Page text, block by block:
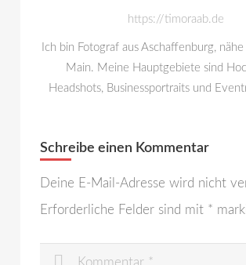
https://timoraab.de
Ich bin Fotograf aus Aschaffenburg,
Main. Meine Hauptgebiete sind
Headshots, Businessportraits und
Schreibe einen Kommentar
Deine E-Mail-Adresse wird nicht
Erforderliche Felder sind mit *